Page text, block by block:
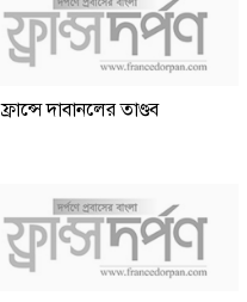
ফ্রান্সে দাবানলের তাণ্ডব